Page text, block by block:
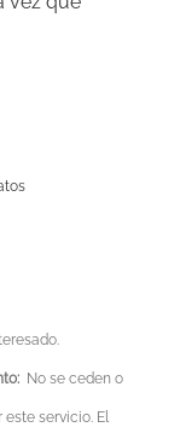
No se ceden o
servicio. El